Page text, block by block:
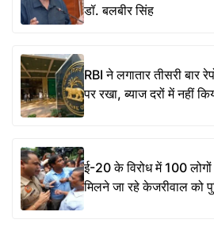
डॉ. बलबीर सिंह
RBI ने लगातार तीसरी बार
पर रखा, ब्याज दरों में नहीं
ई-20 के विरोध में 100
मिलने जा रहे केजरीवाल को